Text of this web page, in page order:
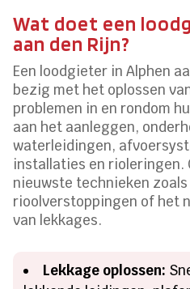
Wat doet een
aan den Rijn?
Een loodgieter in Alphen
bezig met het oplossen
problemen in en rondom
aan het aanleggen,
waterleidingen,
installaties en rioleringen.
nieuwste technieken
rioolverstoppingen of het
van lekkages.
Lekkage oplossen: